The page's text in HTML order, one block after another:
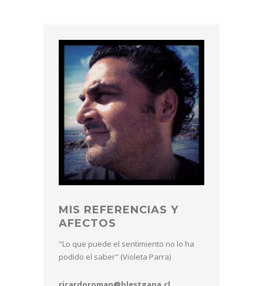
MIS REFERENCIAS Y
AFECTOS
"Lo que puede el sentimiento no lo ha
podido el saber" (Violeta Parra)